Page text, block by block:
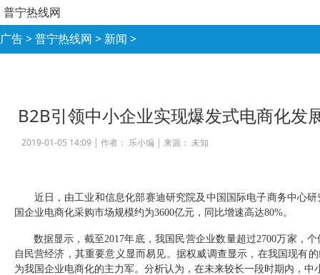
普宁热线网
广告>普宁热线网 > 新闻 >
B2B引领中小企业实现爆发式电商化发
2019-01-05 14:09 | 作者： 乐小编 | 来源： 未知
近日，由工业和信息化部赛迪研究院及中国国际电子商务中心
国企业电商化采购市场规模约为3600亿元，同比增速高达80%。
数据显示，截至2017年底，我国民营企业数量超过2700万家，个
自民营经济，其重要意义显而易见。据权威调查显示，在我国现有
为我国企业电商化的主力军。分析认为，在未来较长一段时期内，